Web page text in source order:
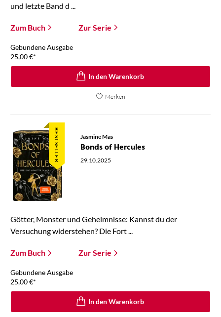
und letzte Band d ...
Zum Buch Zur Serie
Gebundene Ausgabe
25,00€*
In den Warenkorb
Merken
BESTSELLER Jasmine Mas
Bonds of Hercules
29.10.2025
Götter, Monster und Geheimnisse: Kannst du der
Versuchung widerstehen? Die Fort ...
Zum Buch Zur Serie
Gebundene Ausgabe
25,00€*
In den Warenkorb